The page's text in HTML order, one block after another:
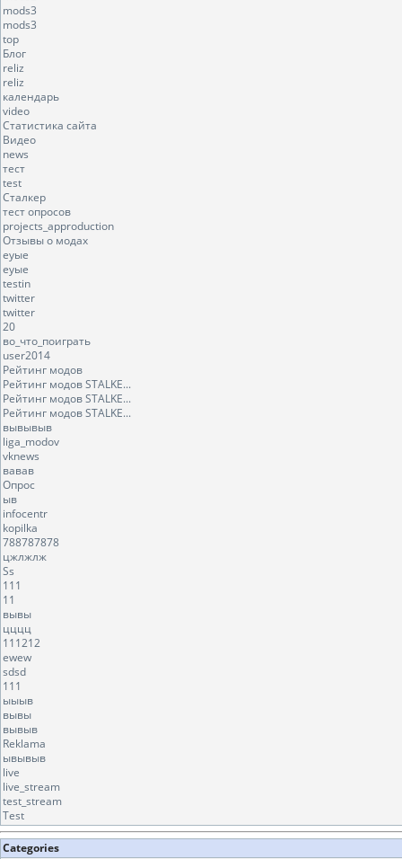
mods3
mods3
top
Блог
reliz
reliz
календарь
video
Статистика сайта
Видео
news
тест
test
Сталкер
тест опросов
projects_approduction
Отзывы о модах
еуые
еуые
testin
twitter
twitter
20
во_что_поиграть
user2014
Рейтинг модов
Рейтинг модов STALKE...
Рейтинг модов STALKE...
Рейтинг модов STALKE...
вывывыв
liga_modov
vknews
вавав
Опрос
ыв
infocentr
kopilka
788787878
цжлжлж
Ss
111
11
вывы
цццц
111212
ewew
sdsd
111
ыыыв
вывы
вывыв
Reklama
ывывыв
live
live_stream
test_stream
Test
Categories